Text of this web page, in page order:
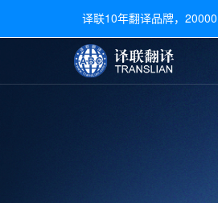
译联10年翻译品牌，
常用